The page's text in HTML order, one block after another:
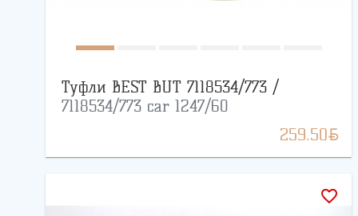
Туфли BEST BUT 7118534/773 /
7118534/773 car 1247/60
259.50BYN
favorite_border